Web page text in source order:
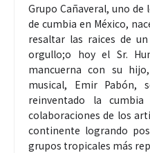
Grupo Cañaveral, uno
de cumbia en México,
resaltar las raices de
orgullo;o hoy el Sr.
mancuerna con su
musical, Emir Pabón,
reinventado la
colaboraciones de los
continente logrando
grupos tropicales más